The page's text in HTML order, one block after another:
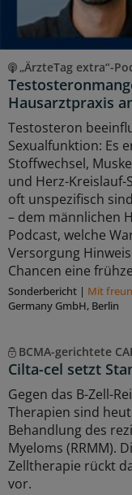
„ÄrzteTag extra“-
Hausarztpraxis
Testosteron
Sexualfunktion: Es
Stoffwechsel,
und Herz-
oft unspezifisch
– dem männlichen
Podcast, welche
Versorgung
Chancen eine
Sonderbericht | Mit
Germany GmbH, Berlin
BCMA-gerichtete
Cilta-cel setzt
Gegen das B-Zell-
Therapien sind
Behandlung des
Myeloms (RRMM).
Zelltherapie rückt
vor.